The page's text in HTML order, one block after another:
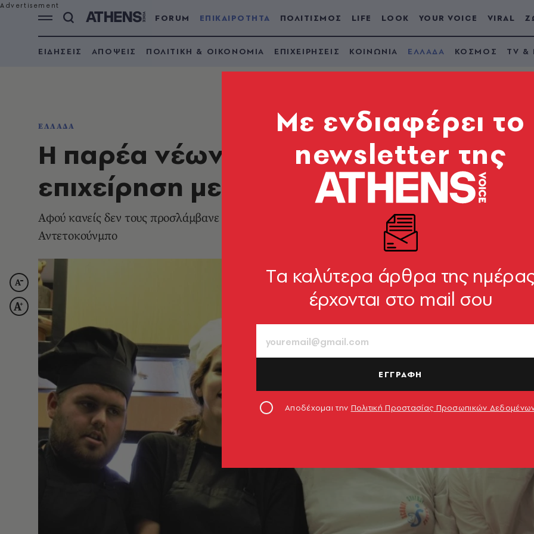
FORUM ΕΠΙΚΑΙΡΟΤΗΤΑ ΠΟΛΙΤΙΣΜΟΣ LIFE LOOK YOUR VOICE VIRAL
ΕΙΔΗΣΕΙΣ ΑΠΟΨΕΙΣ ΠΟΛΙΤΙΚΗ & ΟΙΚΟΝΟΜΙΑ ΕΠΙΧΕΙΡΗΣΕΙΣ ΚΟΙΝΩΝΙΑ ΕΛΛΑΔΑ ΚΟΣΜΟΣ TV &
ΕΛΛΑΔΑ
Η παρέα νέων με αναπηρίες που
επιχείρηση με σνακ
Αφού κανείς δεν τους προσλάμβανε πωλούν τις δικές τους μπάρες και ονειρεύονται να τις
Αντετοκούνμπο
Mε ενδιαφέρει το
newsletter της
Tα καλύτερα άρθρα της
έρχονται στο mail σου
ΕΓΓΡΑΦΗ
Αποδέχομαι την Πολιτική Προστασίας Προσωπικών